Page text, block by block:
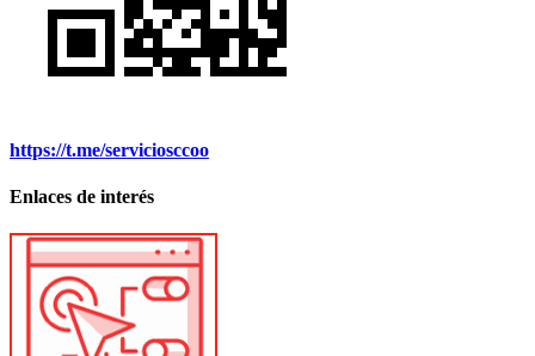
https://t.me/serviciosccoo
Enlaces de interés